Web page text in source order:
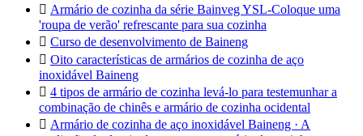
 Armário de cozinha da série Bainveg YSL-Coloque uma
'roupa de verão' refrescante para sua cozinha
 Curso de desenvolvimento de Baineng
 Oito características de armários de cozinha de aço
inoxidável Baineng
 4 tipos de armário de cozinha levá-lo para testemunhar a
combinação de chinês e armário de cozinha ocidental
 Armário de cozinha de aço inoxidável Baineng · A